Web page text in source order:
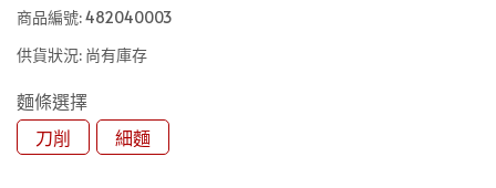
商品編號:482040003
供貨狀況: 尚有庫存
麵條選擇
刀削
細麵